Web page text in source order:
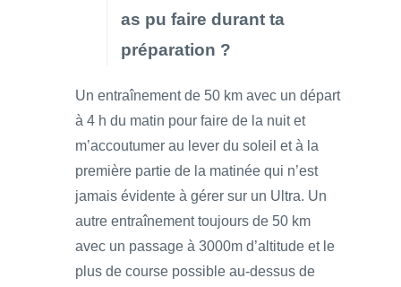
as pu faire durant ta
préparation ?
Un entraînement de 50 km avec un départ
à 4 h du matin pour faire de la nuit et
m’accoutumer au lever du soleil et à la
première partie de la matinée qui n’est
jamais évidente à gérer sur un Ultra. Un
autre entraînement toujours de 50 km
avec un passage à 3000m d’altitude et le
plus de course possible au-dessus de